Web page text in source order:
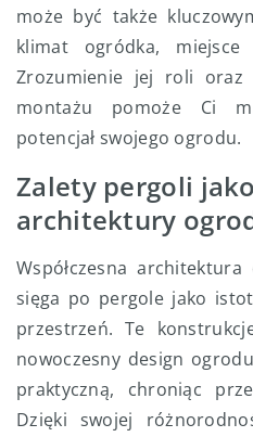
może być także
klimat ogródka,
Zrozumienie jej roli oraz
montażu pomoże Ci
potencjał swojego ogrodu.
Zalety pergoli
architektury
Współczesna
sięga po pergole jako
przestrzeń. Te
nowoczesny design
praktyczną, chroniąc
Dzięki swojej